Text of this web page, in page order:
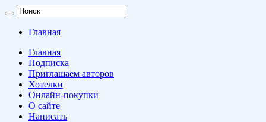
Главная
Главная
Подписка
Приглашаем авторов
Хотелки
Онлайн-покупки
О сайте
Написать